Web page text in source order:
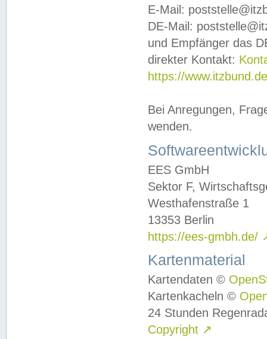
E-Mail:
DE-Mail:
und Empfänger das
direkter Kontakt:
https://
Bei Anregungen,
wenden.
EES GmbH
Sektor F,
Westhafenstraße 1
13353 Berlin
https://ees-gmbh.de/
Kartenmaterial
Kartendaten ©
Kartenkacheln ©
24 Stunden
Copyright ↗